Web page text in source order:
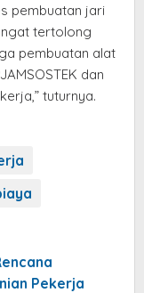
pembuatan jari
tertolong
pembuatan alat
dan
tuturnya.
Pekerja